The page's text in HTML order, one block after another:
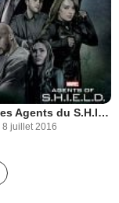
Marvel : Les Agents du S.H.I.E.L.D.
8 juillet 2016